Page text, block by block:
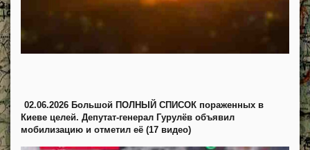
02.06.2026 Большой ПОЛНЫЙ СПИСОК пораженных в
Киеве целей. Депутат-генерал Гурулёв объявил
мобилизацию и отметил её (17 видео)